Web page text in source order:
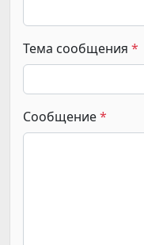
Тема сообщения
Сообщение